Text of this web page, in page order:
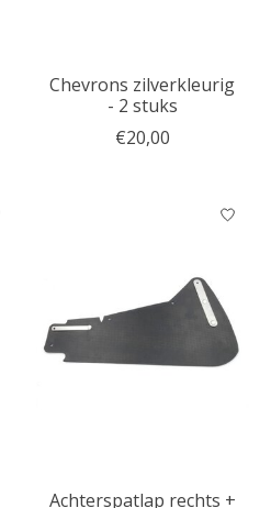
Chevrons zilverkleurig
- 2 stuks
€20,00
Achterspatlap rechts +